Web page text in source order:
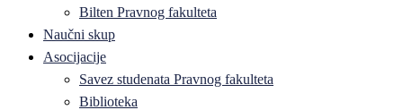
Bilten Pravnog fakulteta
Naučni skup
Asocijacije
Savez studenata Pravnog fakulteta
Biblioteka